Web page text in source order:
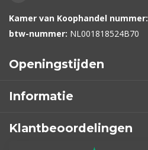
Kamer van Koophandel nummer:
btw-nummer: NL001818524B70
Openingstijden
Informatie
Klantbeoordelingen